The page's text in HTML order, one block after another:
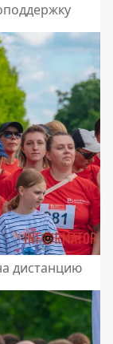
дистанцию